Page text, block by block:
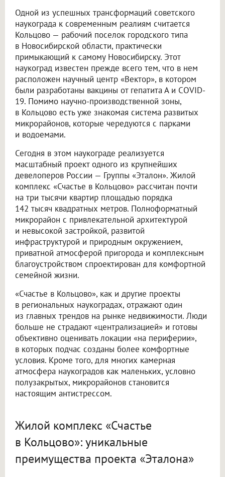
Одной из успешных трансформаций советского
наукограда к современным реалиям считается
Кольцово — рабочий поселок городского типа
в Новосибирской области, практически
примыкающий к самому Новосибирску. Этот
наукоград известен прежде всего тем, что в нем
расположен научный центр «Вектор», в котором
были разработаны вакцины от гепатита А и COVID-
19. Помимо научно-производственной зоны,
в Кольцово есть уже знакомая система развитых
микрорайонов, которые чередуются с парками
и водоемами.
Сегодня в этом наукограде реализуется
масштабный проект одного из крупнейших
девелоперов России — Группы «Эталон». Жилой
комплекс «Счастье в Кольцово» рассчитан почти
на три тысячи квартир площадью порядка
142 тысяч квадратных метров. Полноформатный
микрорайон с привлекательной архитектурой
и невысокой застройкой, развитой
инфраструктурой и природным окружением,
приватной атмосферой пригорода и комплексным
благоустройством спроектирован для комфортной
семейной жизни.
«Счастье в Кольцово», как и другие проекты
в региональных наукоградах, отражают один
из главных трендов на рынке недвижимости. Люди
больше не страдают «централизацией» и готовы
объективно оценивать локации «на периферии»,
в которых подчас созданы более комфортные
условия. Кроме того, для многих камерная
атмосфера наукоградов как маленьких, условно
полузакрытых, микрорайонов становится
настоящим антистрессом.
Жилой комплекс «Счастье
в Кольцово»: уникальные
преимущества проекта «Эталона»